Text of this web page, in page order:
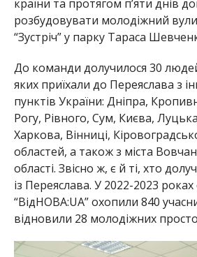
країни та протягом п’яти днів
розбудовувати молодіжний
“Зустріч” у парку Тараса
До команди долучилося 30 людей
яких приїхали до Переяслава з
пунктів України: Дніпра,
Рогу, Рівного, Сум, Києва,
Харкова, Вінниці,
областей, а також з міста
області. Звісно ж, є й ті, хто
із Переяслава. У 2022-2023
“ВідНОВА:UA” охопили 840
відновили 28 молодіжних